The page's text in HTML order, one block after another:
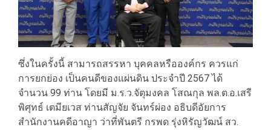
ซึ่งในครั้งนี้ สามารถสรรหา บุคคลหรือองค์กร ควรแก่
การยกย่อง เป็นคนดีของแผ่นดิน ประจำปี 2567 ได้
จำนวน 99 ท่าน โดยมี ม.ร.ว.จัตุมงคล โสณกุล พล.ต.อ.เสรี
พิศุทธ์ เตมียเวส ท่านสัญจัย จันทร์ผ่อง อธิบดีอัยการ
สำนักงานคดีอาญา ว่าที่พันตรี กรพด รุ่งหิรัญวัฒน์ สว.